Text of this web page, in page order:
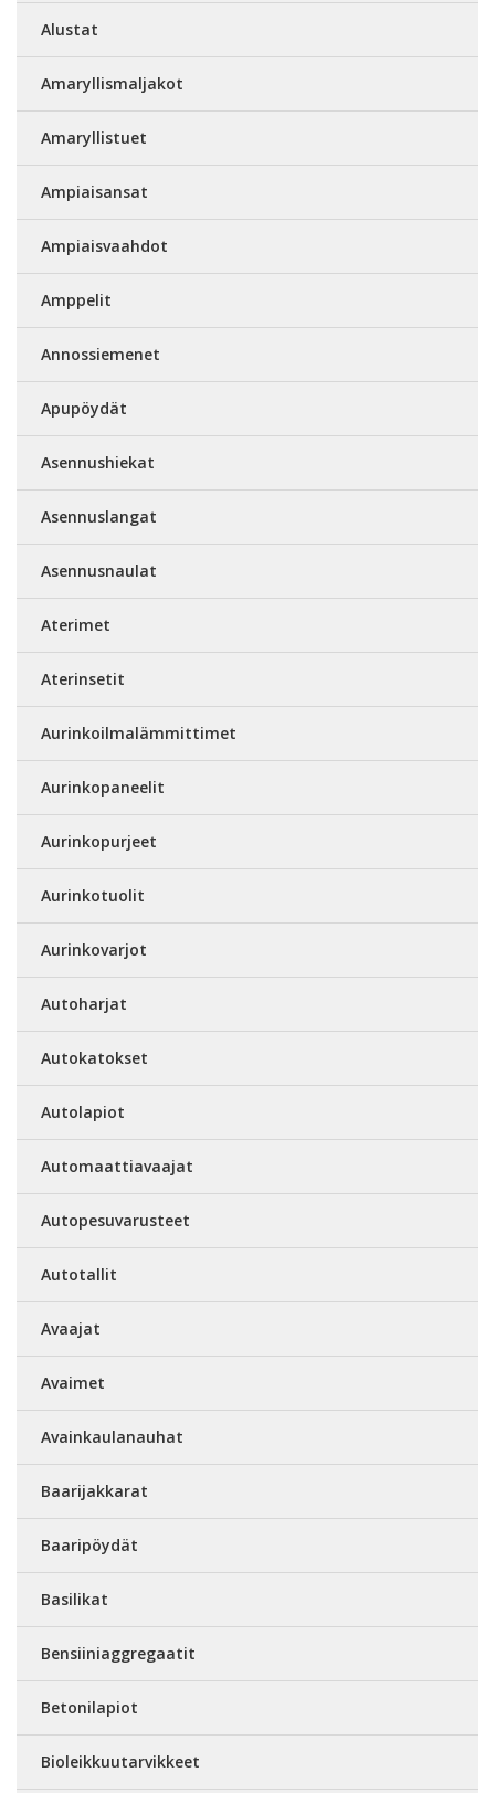
Alustat
Amaryllismaljakot
Amaryllistuet
Ampiaisansat
Ampiaisvaahdot
Amppelit
Annossiemenet
Apupöydät
Asennushiekat
Asennuslangat
Asennusnaulat
Aterimet
Aterinsetit
Aurinkoilmalämmittimet
Aurinkopaneelit
Aurinkopurjeet
Aurinkotuolit
Aurinkovarjot
Autoharjat
Autokatokset
Autolapiot
Automaattiavaajat
Autopesuvarusteet
Autotallit
Avaajat
Avaimet
Avainkaulanauhat
Baarijakkarat
Baaripöydät
Basilikat
Bensiiniaggregaatit
Betonilapiot
Bioleikkuutarvikkeet